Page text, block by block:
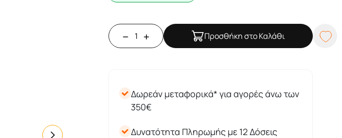
Προσθήκη στο Καλάθι
Δωρεάν μεταφορικά* για αγορές άνω των
350€
Δυνατότητα Πληρωμής με 12 Δόσεις